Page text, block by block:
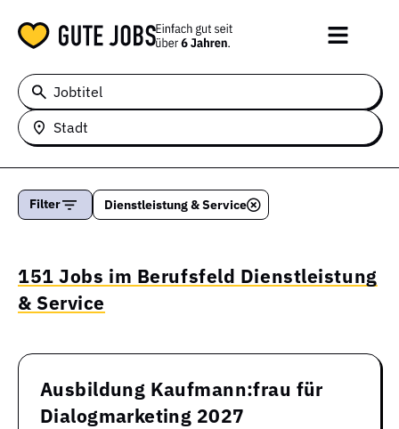
Jobtitel
Stadt
Filter Dienstleistung & Service
151 Jobs im Berufsfeld Dienstleistung
& Service
Ausbildung Kaufmann:frau für
Dialogmarketing 2027